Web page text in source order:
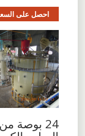
احصل على
24 بوصة من